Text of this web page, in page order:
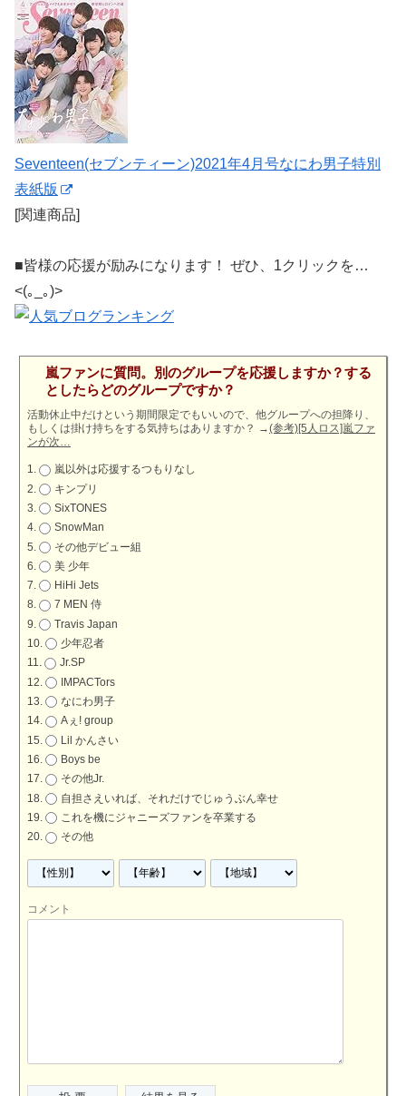
Seventeen(セブンティーン)2021年4月号なにわ男子特別
表紙版
[関連商品]
■皆様の応援が励みになります！ ぜひ、1クリックを…
<(｡_｡)>
嵐ファンに質問。別のグループを応援しますか？する
としたらどのグループですか？
活動休止中だけという期間限定でもいいので、他グループへの担降り、
もしくは掛け持ちをする気持ちはありますか？ →(参考)[5人ロス]嵐ファ
ンが次…
嵐以外は応援するつもりなし
キンプリ
SixTONES
SnowMan
その他デビュー組
美 少年
HiHi Jets
7 MEN 侍
Travis Japan
少年忍者
Jr.SP
IMPACTors
なにわ男子
Aぇ! group
Lil かんさい
Boys be
その他Jr.
自担さえいれば、それだけでじゅうぶん幸せ
これを機にジャニーズファンを卒業する
その他
コメント